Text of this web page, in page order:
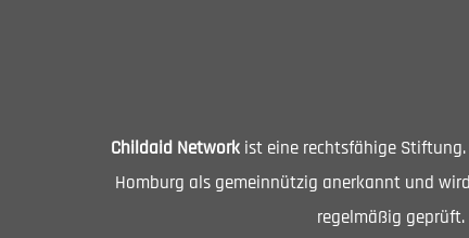
Childaid Network ist eine rechtsfähige
Homburg als gemeinnützig anerkannt und
regelmäßig geprüft.